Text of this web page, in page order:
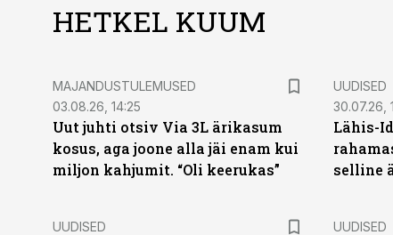
HETKEL KUUM
MAJANDUSTULEMUSED
03.08.26, 14:25
Uut juhti otsiv Via 3L ärikasum
kosus, aga joone alla jäi enam kui
miljon kahjumit. “Oli keerukas”
UUDISED
30.07.26,
Lähis-
selline
UUDISED
UUDISED